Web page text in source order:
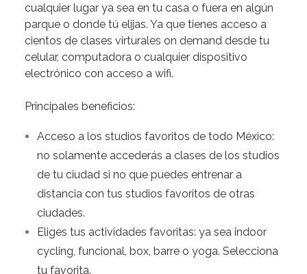
cualquier lugar ya sea en tu casa o fuera en algún
parque o donde tú elijas. Ya que tienes acceso a
cientos de clases virturales on demand desde tu
celular, computadora o cualquier dispositivo
electrónico con acceso a wifi.
Principales beneficios:
Acceso a los studios favoritos de todo México:
no solamente accederás a clases de los studios
de tu ciudad si no que puedes entrenar a
distancia con tus studios favoritos de otras
ciudades.
Eliges tus actividades favoritas: ya sea indoor
cycling, funcional, box, barre o yoga. Selecciona
tu favorita.